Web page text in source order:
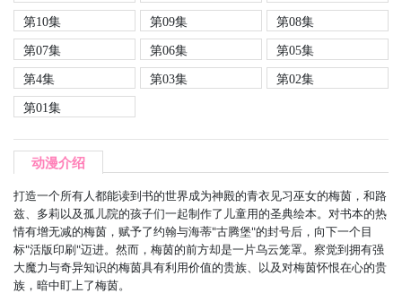
第10集
第09集
第08集
第07集
第06集
第05集
第4集
第03集
第02集
第01集
动漫介绍
打造一个所有人都能读到书的世界成为神殿的青衣见习巫女的梅茵，和路
兹、多莉以及孤儿院的孩子们一起制作了儿童用的圣典绘本。对书本的热
情有增无减的梅茵，赋予了约翰与海蒂"古腾堡"的封号后，向下一个目
标"活版印刷"迈进。然而，梅茵的前方却是一片乌云笼罩。察觉到拥有强
大魔力与奇异知识的梅茵具有利用价值的贵族、以及对梅茵怀恨在心的贵
族，暗中盯上了梅茵。